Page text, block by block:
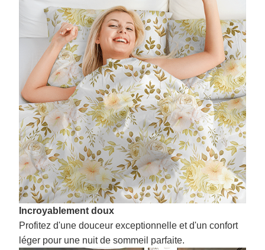
Incroyablement doux
Profitez d'une douceur exceptionnelle et d'un confort
léger pour une nuit de sommeil parfaite.